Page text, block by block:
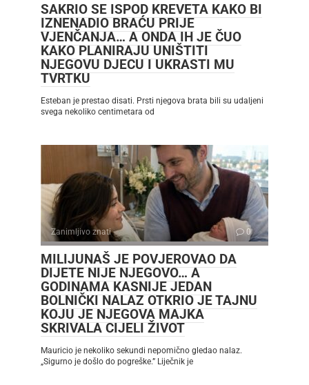
SAKRIO SE ISPOD KREVETA KAKO BI
IZNENADIO BRAĆU PRIJE
VJENČANJA… A ONDA IH JE ČUO
KAKO PLANIRAJU UNIŠTITI
NJEGOVU DJECU I UKRASTI MU
TVRTKU
Esteban je prestao disati. Prsti njegova brata bili su udaljeni
svega nekoliko centimetara od
Zanimljivo znati 0
MILIJUNAŠ JE POVJEROVAO DA
DIJETE NIJE NJEGOVO… A
GODINAMA KASNIJE JEDAN
BOLNIČKI NALAZ OTKRIO JE TAJNU
KOJU JE NJEGOVA MAJKA
SKRIVALA CIJELI ŽIVOT
Mauricio je nekoliko sekundi nepomično gledao nalaz.
„Sigurno je došlo do pogreške.” Liječnik je